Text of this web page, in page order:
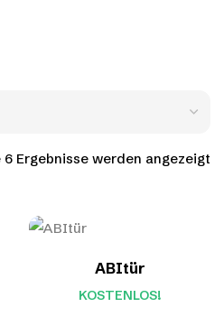
6 Ergebnisse werden angezeigt
ABItür
KOSTENLOS!